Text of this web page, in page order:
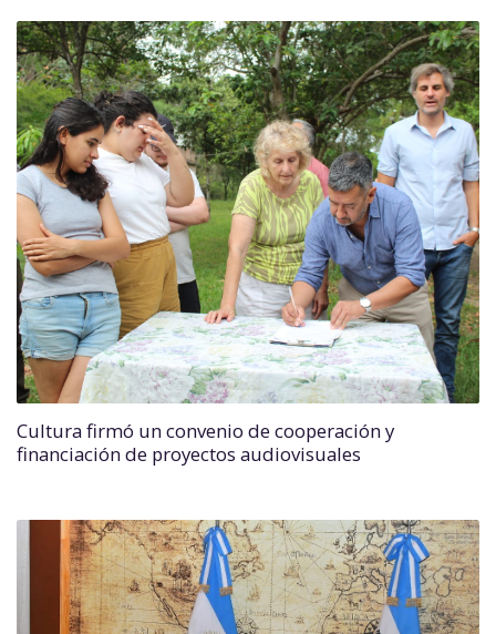
Cultura firmó un convenio de cooperación y
financiación de proyectos audiovisuales